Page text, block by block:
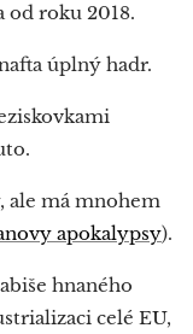
od roku 2018.
úplný hadr.
ale má mnohem
apokalypsy).
hnaného
celé EU,